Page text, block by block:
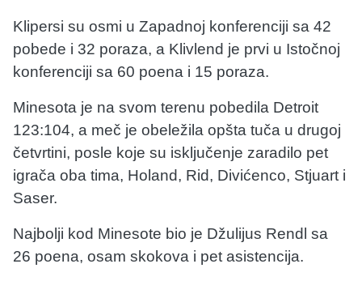
Klipersi su osmi u Zapadnoj konferenciji sa 42
pobede i 32 poraza, a Klivlend je prvi u Istočnoj
konferenciji sa 60 poena i 15 poraza.
Minesota je na svom terenu pobedila Detroit
123:104, a meč je obeležila opšta tuča u drugoj
četvrtini, posle koje su isključenje zaradilo pet
igrača oba tima, Holand, Rid, Divićenco, Stjuart i
Saser.
Najbolji kod Minesote bio je Džulijus Rendl sa
26 poena, osam skokova i pet asistencija.